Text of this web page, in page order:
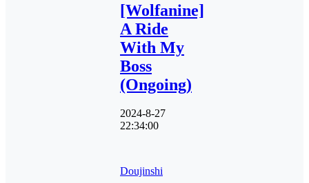
[Wolfanine]
A Ride
With My
Boss
(Ongoing)
2024-8-27
22:34:00
Doujinshi